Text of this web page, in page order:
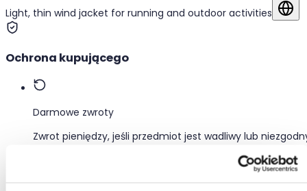
Light, thin wind jacket for running and outdoor activities
Ochrona kupującego
Darmowe zwroty
Zwrot pieniędzy, jeśli przedmiot jest wadliwy lub